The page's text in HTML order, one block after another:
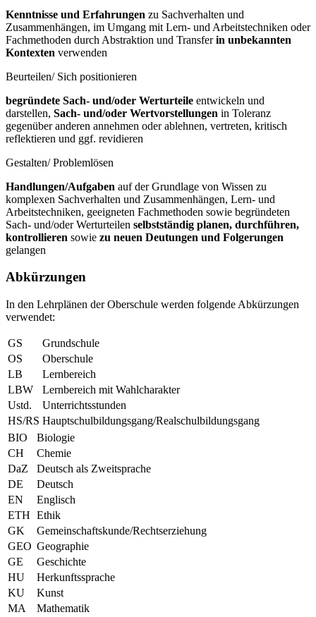
Kenntnisse und Erfahrungen zu Sachverhalten und
Zusammenhängen, im Umgang mit Lern- und Arbeitstechniken oder
Fachmethoden durch Abstraktion und Transferin unbekannten
Kontexten verwenden
Beurteilen/ Sich positionieren
begründete Sach- und/oder Werturteile entwickeln und
darstellen, Sach- und/oder Wertvorstellungen in Toleranz
gegenüber anderen annehmen oder ablehnen, vertreten, kritisch
reflektieren und ggf. revidieren
Gestalten/ Problemlösen
Handlungen/Aufgaben auf der Grundlage von Wissen zu
komplexen Sachverhalten und Zusammenhängen, Lern- und
Arbeitstechniken, geeigneten Fachmethoden sowie begründeten
Sach- und/oder Werturteilen selbstständig planen, durchführen,
kontrollieren sowie zu neuen Deutungen und Folgerungen
gelangen
Abkürzungen
In den Lehrplänen der Oberschule werden folgende Abkürzungen
verwendet:
GS
Grundschule
OS
Oberschule
LB
Lernbereich
LBW
Lernbereich mit Wahlcharakter
Ustd.
Unterrichtsstunden
HS/RS Hauptschulbildungsgang/Realschulbildungsgang
BIO
Biologie
CH
Chemie
DaZ
Deutsch als Zweitsprache
DE
Deutsch
EN
Englisch
ETH Ethik
GK
Gemeinschaftskunde/Rechtserziehung
GEO Geographie
GE
Geschichte
HU
Herkunftssprache
KU
Kunst
MA
Mathematik